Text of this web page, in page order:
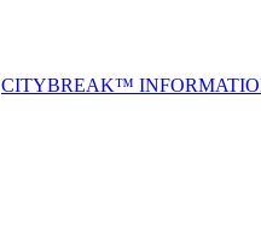
CITYBREAK™